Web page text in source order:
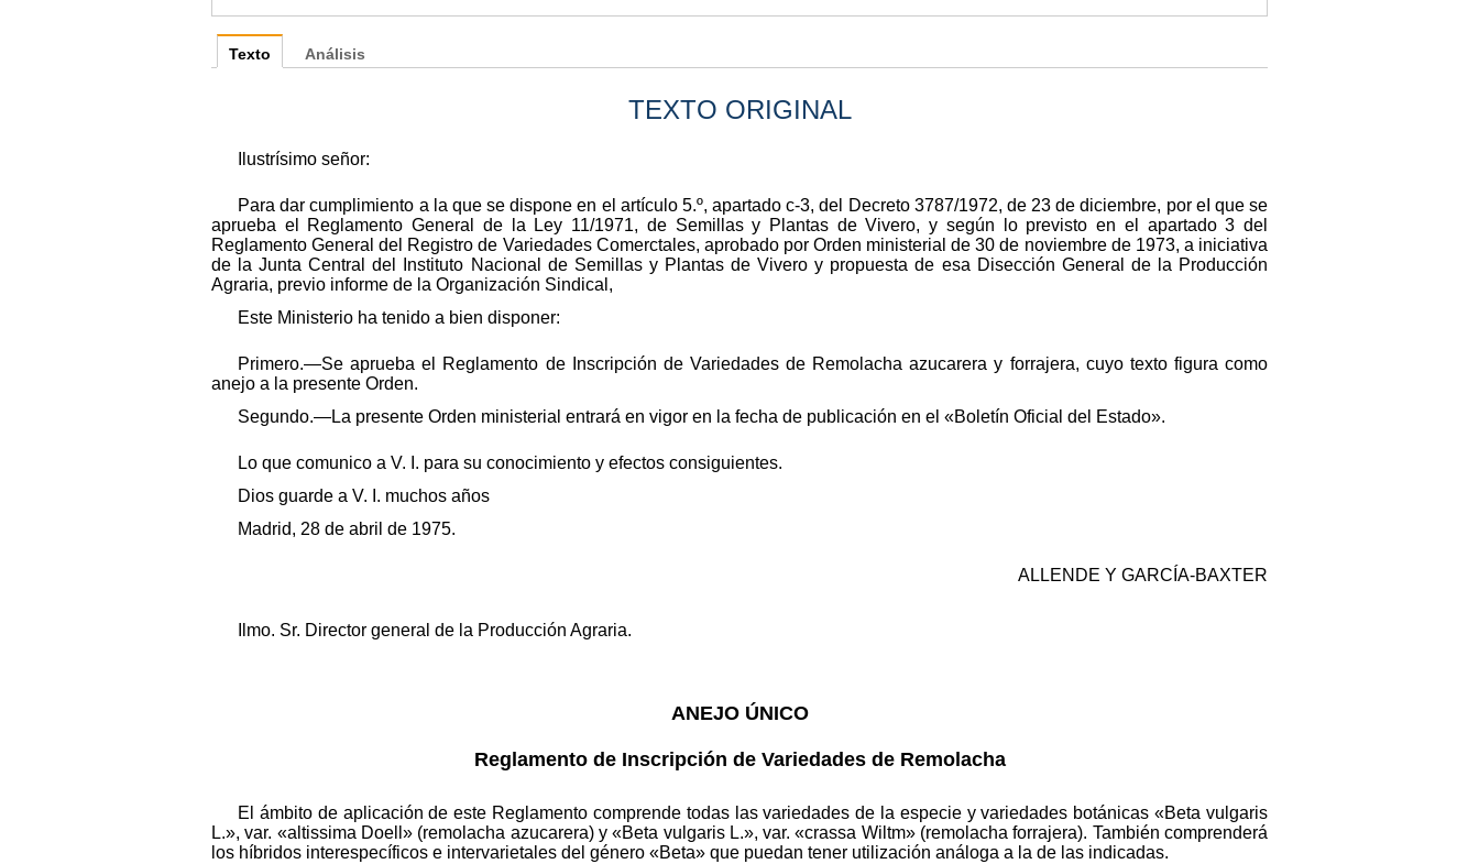
Texto
TEXTO ORIGINAL
Ilustrísimo señor:
Para dar cumplimiento a la que se dispone en el artículo 5.º, apartado c-3, del Decreto 3787/1972, de 23 de diciembre, por eI que se
aprueba el Reglamento General de la Ley 11/1971, de Semillas y Plantas de Vivero, y según lo previsto en el apartado 3 del
Reglamento General del Registro de Variedades Comerctales, aprobado por Orden ministerial de 30 de noviembre de 1973, a iniciativa
de la Junta Central del Instituto Nacional de Semillas y Plantas de Vivero y propuesta de esa Disección General de la Producción
Agraria, previo informe de la Organización Sindical,
Este Ministerio ha tenido a bien disponer:
Primero.—Se aprueba el Reglamento de Inscripción de Variedades de Remolacha azucarera y forrajera, cuyo texto figura como
anejo a la presente Orden.
Segundo.—La presente Orden ministerial entrará en vigor en la fecha de publicación en el «Boletín Oficial del Estado».
Lo que comunico a V. I. para su conocimiento y efectos consiguientes.
Dios guarde a V. I. muchos años
Madrid, 28 de abril de 1975.
ALLENDE Y GARCÍA-BAXTER
Ilmo. Sr. Director general de la Producción Agraria.
ANEJO ÚNICO
Reglamento de Inscripción de Variedades de Remolacha
El ámbito de aplicación de este Reglamento comprende todas las variedades de la especie y variedades botánicas «Beta vulgaris
L.», var. «altissima Doell» (remolacha azucarera) y «Beta vulgaris L.», var. «crassa Wiltm» (remolacha forrajera). También comprenderá
los híbridos interespecíficos e intervarietales del género «Beta» que puedan tener utilización análoga a la de las indicadas.
Análisis